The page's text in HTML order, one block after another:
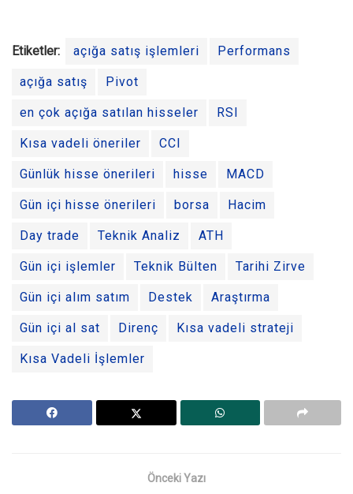
Etiketler: açığa satış işlemleri Performans
açığa satış Pivot
en çok açığa satılan hisseler RSI
Kısa vadeli öneriler CCI
Günlük hisse önerileri hisse MACD
Gün içi hisse önerileri borsa Hacim
Day trade Teknik Analiz ATH
Gün içi işlemler Teknik Bülten Tarihi Zirve
Gün içi alım satım Destek Araştırma
Gün içi al sat Direnç Kısa vadeli strateji
Kısa Vadeli İşlemler
Önceki Yazı